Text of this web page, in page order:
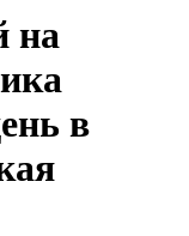
на
в